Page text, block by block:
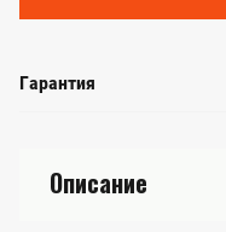
Гарантия
Описание